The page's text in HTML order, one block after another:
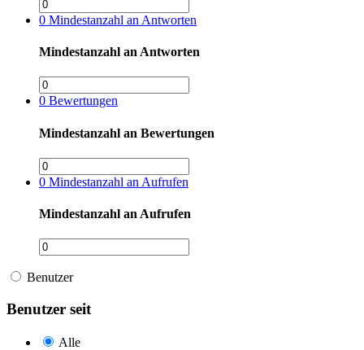
0 Mindestanzahl an Antworten
Mindestanzahl an Antworten
0 Bewertungen
Mindestanzahl an Bewertungen
0 Mindestanzahl an Aufrufen
Mindestanzahl an Aufrufen
Benutzer
Benutzer seit
Alle